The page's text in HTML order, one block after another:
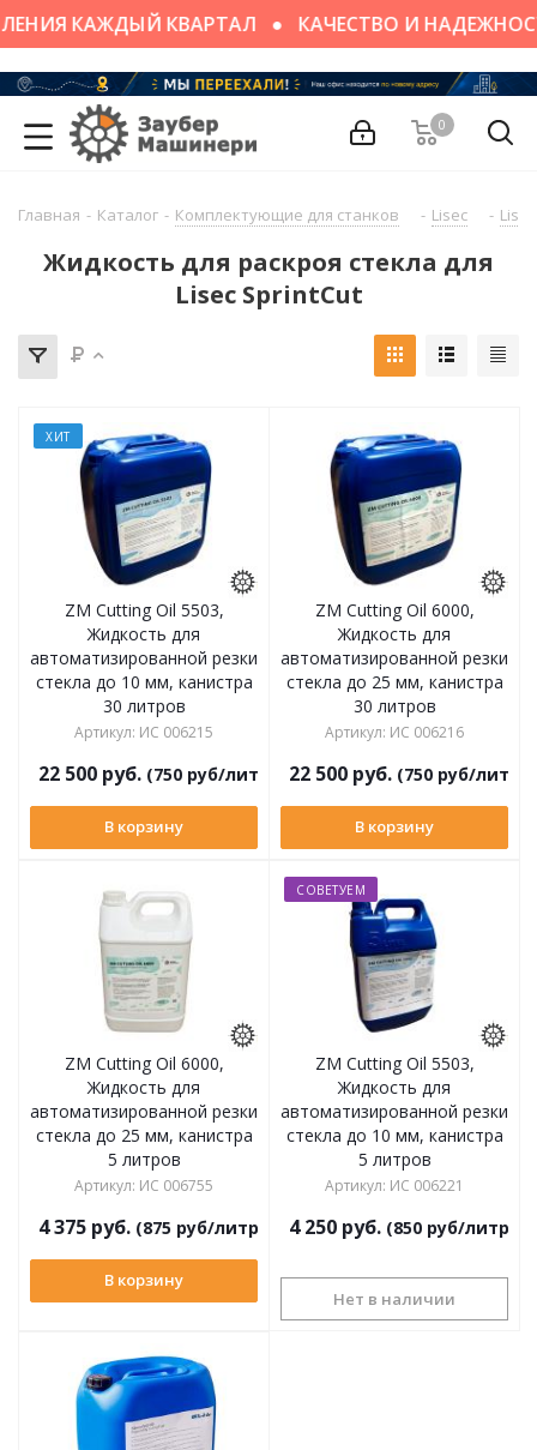
КАЖДЫЙ КВАРТАЛ КАЧЕСТВО И
0
Главная - Каталог - Комплектующие для станков - Lisec -
Жидкость для раскроя стекла для
Lisec SprintCut
ХИТ
ZM Cutting Oil 5503,
Жидкость для
автоматизированной резки
стекла до 10 мм, канистра
30 литров
Артикул: ИС 006215
22 500 руб. (750 руб/литр)
В корзину
ZM Cutting Oil 6000,
Жидкость для
автоматизированной резки
стекла до 25 мм, канистра
30 литров
Артикул: ИС 006216
22 500 руб. (750 руб/литр)
В корзину
ZM Cutting Oil 6000,
Жидкость для
автоматизированной резки
стекла до 25 мм, канистра
5 литров
Артикул: ИС 006755
4 375 руб. (875 руб/литр)
В корзину
СОВЕТУЕМ
ZM Cutting Oil 5503,
Жидкость для
автоматизированной резки
стекла до 10 мм, канистра
5 литров
Артикул: ИС 006221
4 250 руб. (850 руб/литр)
Нет в наличии